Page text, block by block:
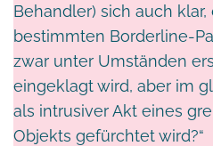
Behandler) sich auch
bestimmten Borderline-
zwar unter Umständen
eingeklagt wird, aber im
als intrusiver Akt eines
Objekts gefürchtet wird?“